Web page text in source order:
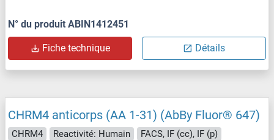
N° du produit ABIN1412451
Fiche technique Détails
CHRM4 anticorps (AA 1-31) (AbBy Fluor® 647)
CHRM4 Reactivité: Humain
FACS, IF (cc), IF (p)